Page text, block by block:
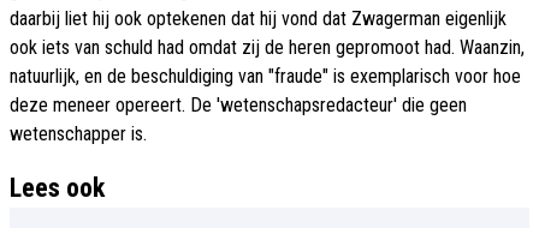
daarbij liet hij ook optekenen dat hij vond dat Zwagerman eigenlijk
ook iets van schuld had omdat zij de heren gepromoot had. Waanzin,
natuurlijk, en de beschuldiging van "fraude" is exemplarisch voor hoe
deze meneer opereert. De 'wetenschapsredacteur' die geen
wetenschapper is.
Lees ook